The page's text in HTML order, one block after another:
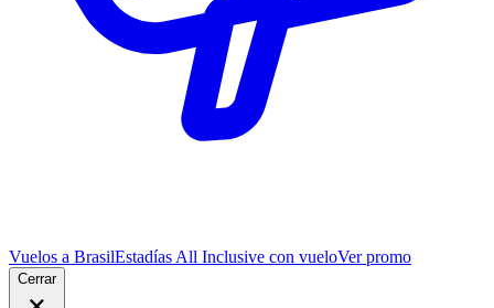
Vuelos a BrasilEstadías All Inclusive con vueloVer promo
Cerrar